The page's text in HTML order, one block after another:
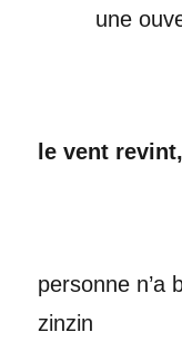
une
le vent
personne n’a
zinzin